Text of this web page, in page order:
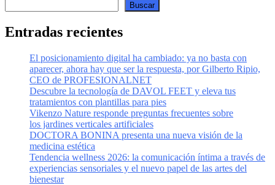
Buscar
Entradas recientes
El posicionamiento digital ha cambiado: ya no basta con
aparecer, ahora hay que ser la respuesta, por Gilberto Ripio,
CEO de PROFESIONALNET
Descubre la tecnología de DAVOL FEET y eleva tus
tratamientos con plantillas para pies
Vikenzo Nature responde preguntas frecuentes sobre
los jardines verticales artificiales
DOCTORA BONINA presenta una nueva visión de la
medicina estética
Tendencia wellness 2026: la comunicación íntima a través de
experiencias sensoriales y el nuevo papel de las artes del
bienestar